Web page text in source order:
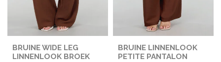
BRUINE WIDE LEG
LINNENLOOK BROEK
BRUINE LINNENLOOK
PETITE PANTALON